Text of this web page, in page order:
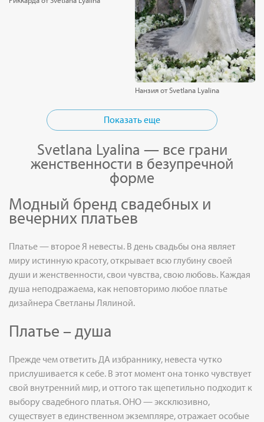
Нанзия от Svetlana Lyalina
Показать еще
Svetlana Lyalina — все грани
женственности в безупречной
форме
Модный бренд свадебных и
вечерних платьев
Платье — второе Я невесты. В день свадьбы она являет
миру истинную красоту, открывает всю глубину своей
души и женственности, свои чувства, свою любовь. Каждая
душа неподражаема, как неповторимо любое платье
дизайнера Светланы Лялиной.
Платье – душа
Прежде чем ответить ДА избраннику, невеста чутко
прислушивается к себе. В этот момент она тонко чувствует
свой внутренний мир, и оттого так щепетильно подходит к
выбору свадебного платья. ОНО — эксклюзивно,
существует в единственном экземпляре, отражает особые